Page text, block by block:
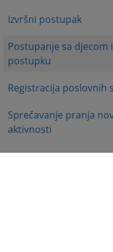
Izvršni postupak
Postupanje sa
postupku
Registracija poslovnih
Sprečavanje pranja
aktivnosti